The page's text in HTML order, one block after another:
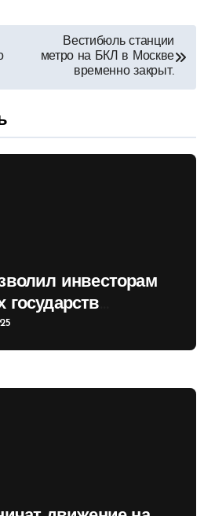
Вестибюль станции
метро на БКЛ в Москве
временно закрыт.
инвесторам